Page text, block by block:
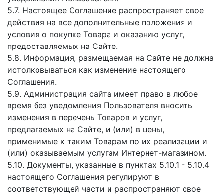
5.7. Настоящее Соглашение распространяет свое
действия на все дополнительные положения и
условия о покупке Товара и оказанию услуг,
предоставляемых на Сайте.
5.8. Информация, размещаемая на Сайте не должна
истолковываться как изменение настоящего
Соглашения.
5.9. Администрация сайта имеет право в любое
время без уведомления Пользователя вносить
изменения в перечень Товаров и услуг,
предлагаемых на Сайте, и (или) в цены,
применимые к таким Товарам по их реализации и
(или) оказываемым услугам Интернет-магазином.
5.10. Документы, указанные в пунктах 5.10.1 - 5.10.4
настоящего Соглашения регулируют в
соответствующей части и распространяют свое